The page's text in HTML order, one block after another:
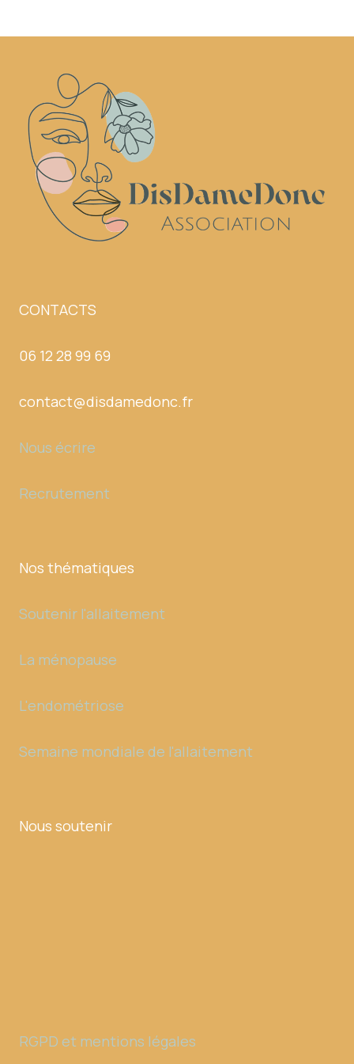
CONTACTS
06 12 28 99 69
contact@disdamedonc.fr
Nous écrire
Recrutement
Nos thématiques
Soutenir l'allaitement
La ménopause
L'endométriose
Semaine mondiale de l'allaitement
Nous soutenir
RGPD et mentions légales